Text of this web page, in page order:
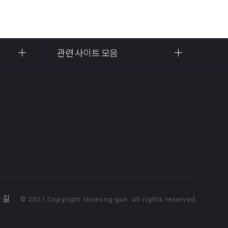
관련 사이트 모음
길 © 2021 Copyright Uiseong-gun. all rights reserved.